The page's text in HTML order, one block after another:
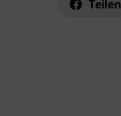
Teilen